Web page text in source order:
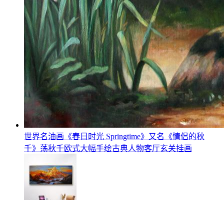
世界名油画《春日时光 Springtime》又名《情侣的秋
千》荡秋千欧式大幅手绘古典人物客厅玄关挂画